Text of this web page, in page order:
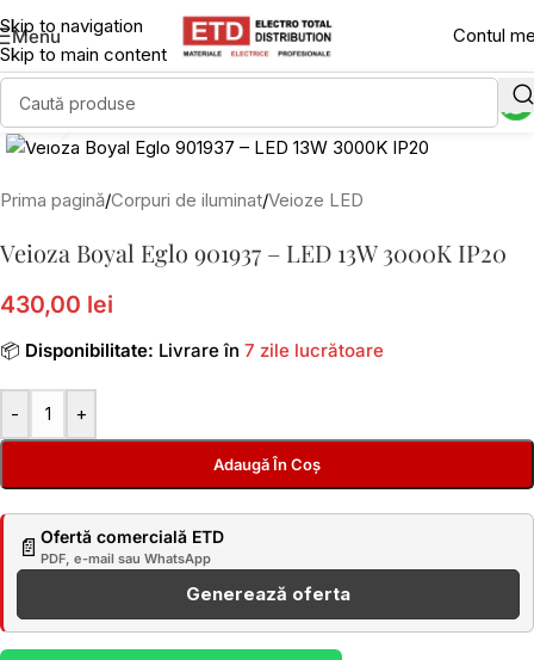
Skip to navigation
Skip to main content
Menu Contul
Click to enlarge
Prima pagină/Corpuri de iluminat/Veioze LED
Veioza Boyal Eglo 901937 – LED 13W 3000K IP20
430,00 lei
📦 Disponibilitate: Livrare în 7 zile lucrătoare
- +
Adaugă În Coș
📄 Ofertă comercială ETD
PDF, e-mail sau WhatsApp
Generează oferta